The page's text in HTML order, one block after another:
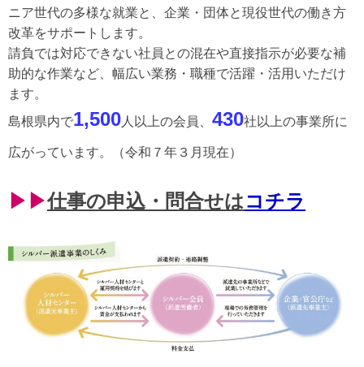
ニア世代の多様な就業と、企業・団体と現役世代の働き方
改革をサポートします。
請負では対応できない社員との混在や直接指示が必要な補
助的な作業など、幅広い業務・職種で活躍・活用いただけ
ます。
島根県内で1,500 人以上の会員、 430社以上の事業所に
広がっています。（令和７年３月現在）
▶▶仕事の申込・問合せはコチラ